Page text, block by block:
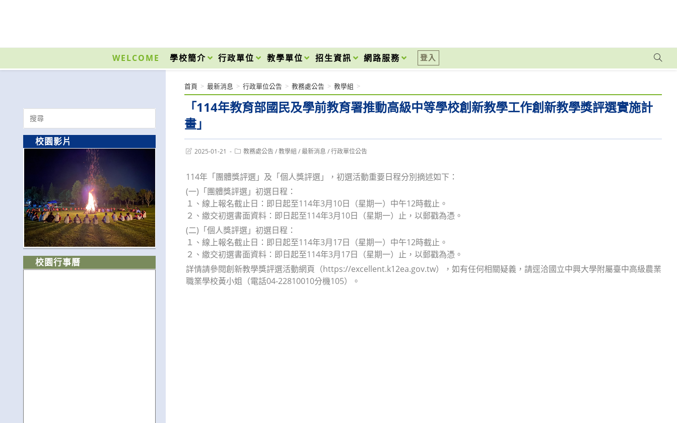
內
WELCOME 學校簡介 行政單位 教學單位 招生資訊 網路服務 登入
「114年教育部國民及學前教育署推動高級中等學校創新教學工作創新教學獎評選實施計
畫」
首頁 > 最新消息 > 行政單位公告 > 教務處公告 > 教學組 >
Post2025-01-21
Post教務處公告 / 教學組 / 最新消息 / 行政單位公告
114年「團體獎評選」及「個人獎評選」，初選活動重要日程分別摘述如下：
(一)「團體獎評選」初選日程：
１、線上報名截止日：即日起至114年3月10日（星期一）中午12時截止。
２、繳交初選書面資料：即日起至114年3月10日（星期一）止，以郵戳為憑。
(二)「個人獎評選」初選日程：
１、線上報名截止日：即日起至114年3月17日（星期一）中午12時截止。
２、繳交初選書面資料：即日起至114年3月17日（星期一）止，以郵戳為憑。
詳情請參閱創新教學獎評選活動網頁（https://excellent.k12ea.gov.tw），如有任何相關疑義，請逕洽國立中興大學附屬臺中高級農業
職業學校黃小姐（電話04-22810010分機105）。
Search
for:
校園影片
校園行事曆